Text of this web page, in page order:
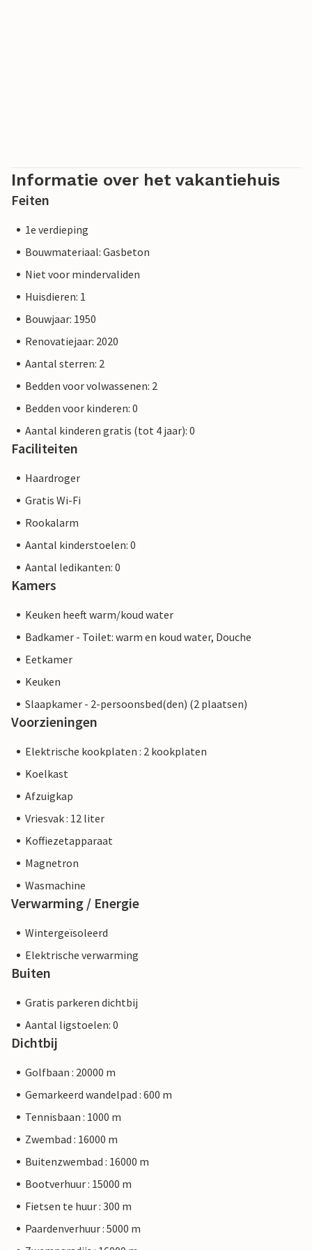
Informatie over het vakantiehuis
Feiten
1e verdieping
Bouwmateriaal: Gasbeton
Niet voor mindervaliden
Huisdieren: 1
Bouwjaar: 1950
Renovatiejaar: 2020
Aantal sterren: 2
Bedden voor volwassenen: 2
Bedden voor kinderen: 0
Aantal kinderen gratis (tot 4 jaar): 0
Faciliteiten
Haardroger
Gratis Wi-Fi
Rookalarm
Aantal kinderstoelen: 0
Aantal ledikanten: 0
Kamers
Keuken heeft warm/koud water
Badkamer - Toilet: warm en koud water, Douche
Eetkamer
Keuken
Slaapkamer - 2-persoonsbed(den) (2 plaatsen)
Voorzieningen
Elektrische kookplaten : 2 kookplaten
Koelkast
Afzuigkap
Vriesvak : 12 liter
Koffiezetapparaat
Magnetron
Wasmachine
Verwarming / Energie
Wintergeïsoleerd
Elektrische verwarming
Buiten
Gratis parkeren dichtbij
Aantal ligstoelen: 0
Dichtbij
Golfbaan : 20000 m
Gemarkeerd wandelpad : 600 m
Tennisbaan : 1000 m
Zwembad : 16000 m
Buitenzwembad : 16000 m
Bootverhuur : 15000 m
Fietsen te huur : 300 m
Paardenverhuur : 5000 m